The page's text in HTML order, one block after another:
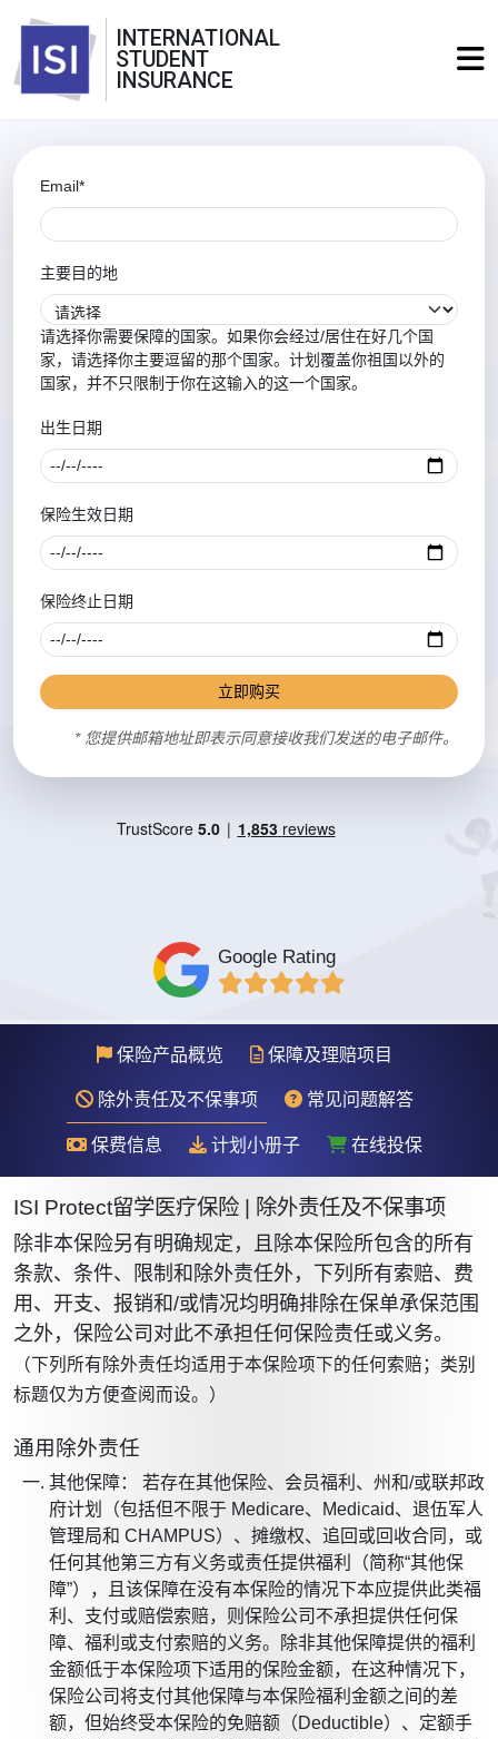
INTERNATIONAL
STUDENT
INSURANCE
Email*
主要目的地
请选择你需要保障的国家。如果你会经过/居住在好几个国
家，请选择你主要逗留的那个国家。计划覆盖你祖国以外的
国家，并不只限制于你在这输入的这一个国家。
出生日期
保险生效日期
保险终止日期
立即购买
* 您提供邮箱地址即表示同意接收我们发送的电子邮件。
Google Rating
保险产品概览 保障及理赔项目
除外责任及不保事项 常见问题解答
保费信息 计划小册子 在线投保
ISI Protect留学医疗保险 | 除外责任及不保事项
除非本保险另有明确规定，且除本保险所包含的所有
条款、条件、限制和除外责任外，下列所有索赔、费
用、开支、报销和/或情况均明确排除在保单承保范围
之外，保险公司对此不承担任何保险责任或义务。
（下列所有除外责任均适用于本保险项下的任何索赔；类别
标题仅为方便查阅而设。）
通用除外责任
其他保障： 若存在其他保险、会员福利、州和/或联邦政
府计划（包括但不限于 Medicare、Medicaid、退伍军人
管理局和 CHAMPUS）、摊缴权、追回或回收合同，或
任何其他第三方有义务或责任提供福利（简称“其他保
障”），且该保障在没有本保险的情况下本应提供此类福
利、支付或赔偿索赔，则保险公司不承担提供任何保
障、福利或支付索赔的义务。除非其他保障提供的福利
金额低于本保险项下适用的保险金额，在这种情况下，
保险公司将支付其他保障与本保险福利金额之间的差
额，但始终受本保险的免赔额（Deductible）、定额手